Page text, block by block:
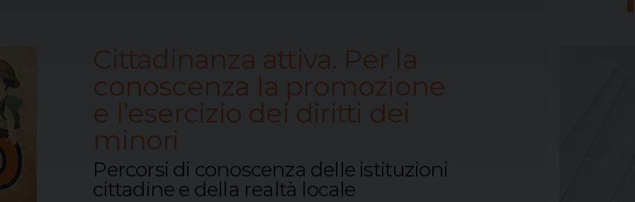
Cittadinanza attiva. Per la
conoscenza la promozione
e l’esercizio dei diritti dei
minori
Percorsi di conoscenza delle istituzioni
cittadine e della realtà locale